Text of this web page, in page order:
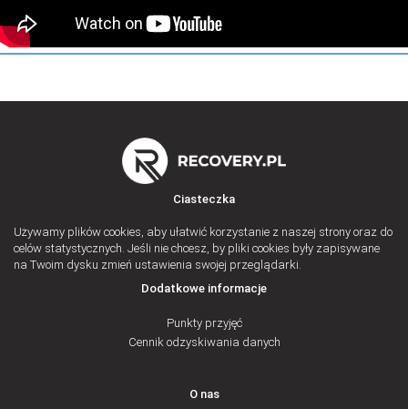
Ciasteczka
Używamy plików cookies, aby ułatwić korzystanie z naszej strony oraz do
celów statystycznych. Jeśli nie chcesz, by pliki cookies były zapisywane
na Twoim dysku zmień ustawienia swojej przeglądarki.
Dodatkowe informacje
Punkty przyjęć
Cennik odzyskiwania danych
O nas